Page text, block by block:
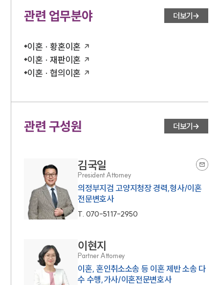
관련 업무분야 더보기
이혼 · 황혼이혼
이혼 · 재판이혼
이혼 · 협의이혼
관련 구성원 더보기
김국일
President Attorney
의정부지검 고양지청장 경력,형사/이혼
전문변호사
T. 070-5117-2950
이현지
Partner Attorney
이혼, 혼인취소소송 등 이혼 제반 소송 다
수 수행,가사/이혼전문변호사